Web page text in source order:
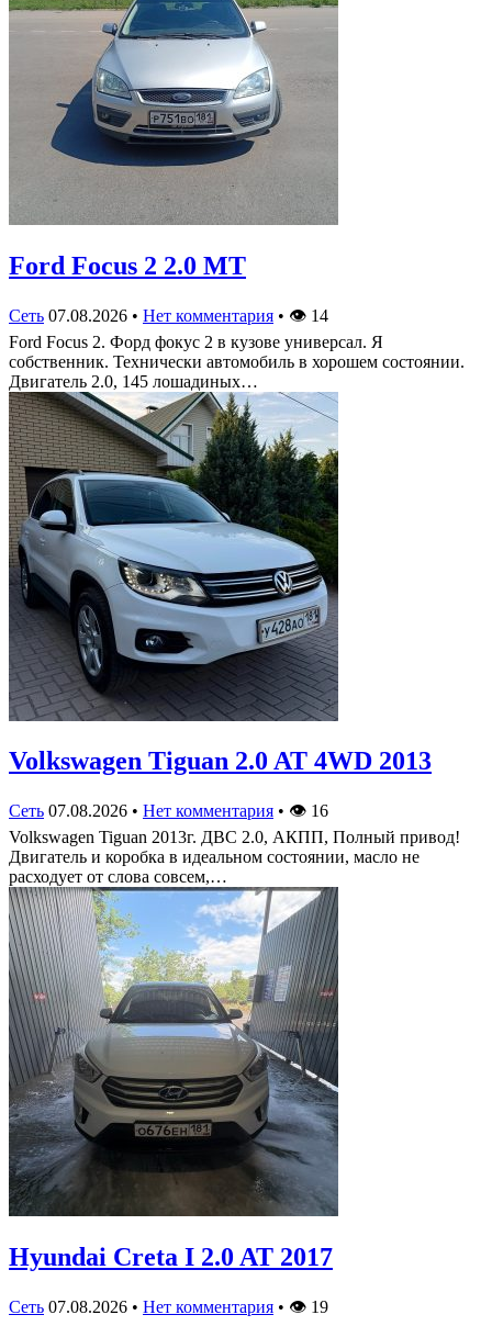
Ford Focus 2 2.0 MT
Сеть 07.08.2026 • Нет комментария • 👁 14
Ford Focus 2. Форд фокус 2 в кузове универсал. Я
собственник. Технически автомобиль в хорошем состоянии.
Двигатель 2.0, 145 лошадиных…
Volkswagen Tiguan 2.0 AT 4WD 2013
Сеть 07.08.2026 • Нет комментария • 👁 16
Volkswagen Tiguan 2013г. ДВС 2.0, АКПП, Полный привод!
Двигатель и коробка в идеальном состоянии, масло не
расходует от слова совсем,…
Hyundai Creta I 2.0 AT 2017
Сеть 07.08.2026 • Нет комментария • 👁 19